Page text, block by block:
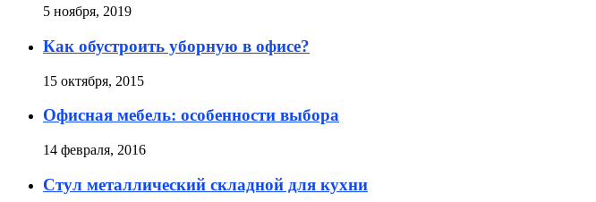
5 ноября, 2019
Как обустроить уборную в офисе?
15 октября, 2015
Офисная мебель: особенности выбора
14 февраля, 2016
Стул металлический складной для кухни